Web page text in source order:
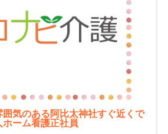
気のある阿比太神社すぐ近くで
ホーム看護正社員